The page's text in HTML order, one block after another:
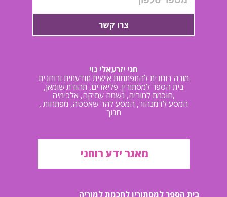
צרו קשר
חני יזרעאלי נוי
מורה רוחנית להתפתחות אישית תודעתית ורוחנית
בית הספר למסתורין. פליאדים, תהודת שומאן,
חוכמת למוריה, נשמה עתיקה, אלכימיה,
, המסע לדמנהור, המסע להר שאסטה, מפתחות
חנוך
מאגר ידע רוחני
בית הספר למסתורין לחכמת למוריה